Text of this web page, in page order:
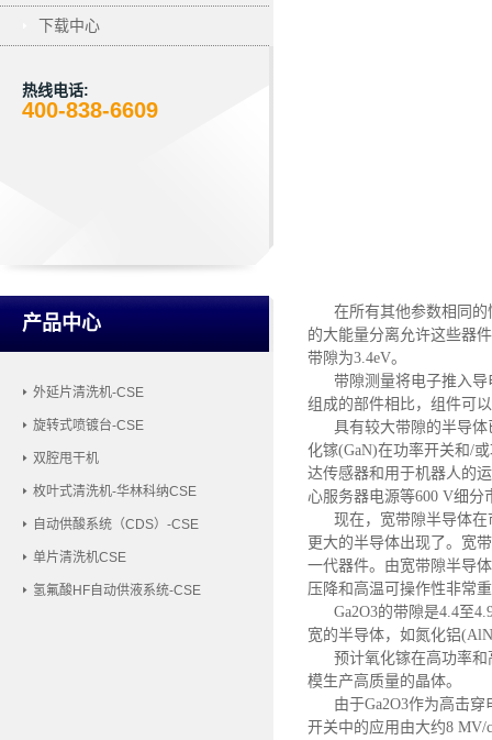
下载中心
热线电话:
400-838-6609
产品中心
外延片清洗机-CSE
旋转式喷镀台-CSE
双腔甩干机
枚叶式清洗机-华林科纳CSE
自动供酸系统（CDS）-CSE
单片清洗机CSE
氢氟酸HF自动供液系统-CSE
在所有其他参数相同的
的大能量分离允许这些器
带隙为3.4eV。
带隙测量将电子推入导
组成的部件相比，组件可
具有较大带隙的半导体
化镓(GaN)在功率开关和/
达传感器和用于机器人的
心服务器电源等600 V细分
现在，宽带隙半导体在
更大的半导体出现了。宽
一代器件。由宽带隙半导
压降和高温可操作性非常
Ga2O3的带隙是4.4至
宽的半导体，如氮化铝
预计氧化镓在高功率和
模生产高质量的晶体。
由于Ga2O3作为高击
开关中的应用由大约8 MV/